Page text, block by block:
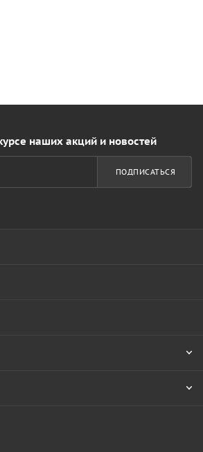
наших акций и новостей
ПОДПИСАТЬСЯ